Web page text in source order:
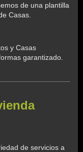
de una plantilla
Casas.
y Casas
garantizado.
de servicios a